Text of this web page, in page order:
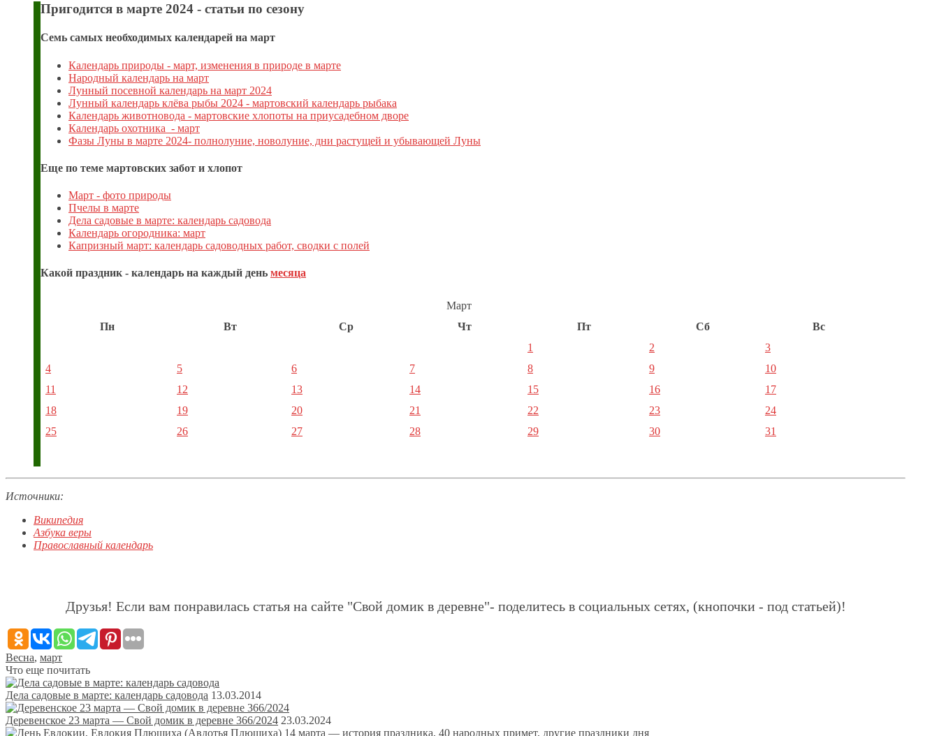
Пригодится в марте 2024 - статьи по сезону
Семь самых необходимых календарей на март
Календарь природы - март, изменения в природе в марте
Народный календарь на март
Лунный посевной календарь на март 2024
Лунный календарь клёва рыбы 2024 - мартовский календарь рыбака
Календарь животновода - мартовские хлопоты на приусадебном дворе
Календарь охотника - март
Фазы Луны в марте 2024- полнолуние, новолуние, дни растущей и убывающей Луны
Еще по теме мартовских забот и хлопот
Март - фото природы
Пчелы в марте
Дела садовые в марте: календарь садовода
Календарь огородника: март
Капризный март: календарь садоводных работ, сводки с полей
Какой праздник - календарь на каждый день месяца
Март
Пн
Вт Ср Чт Пт Сб
Вс
1
2
3
4
5 6 7 8 9
10
11
12 13 14 15 16
17
18
19 20 21 22 23
24
25
26 27 28 29 30 31
Источники:
Википедия
Азбука веры
Православный календарь
Друзья! Если вам понравилась статья на сайте "Свой домик в деревне"- поделитесь в социальных сетях, (кнопочки - под статьей)!
Весна, март
Что еще почитать
Дела садовые в марте: календарь садовода 13.03.2014
Деревенское 23 марта — Свой домик в деревне 366/2024 23.03.2024